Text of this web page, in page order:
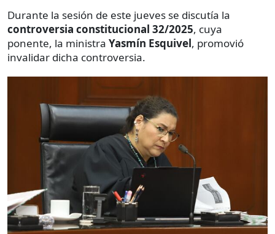
Durante la sesión de este jueves se discutía la
controversia constitucional 32/2025, cuya
ponente, la ministra Yasmín Esquivel, promovió
invalidar dicha controversia.